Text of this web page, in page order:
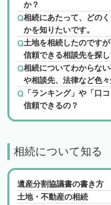
か？
相続にあたって、どの
かを知りたいです。
土地を相続したのです
信頼できる相談先を探し
相続についてわからな
や相談先、法律など色々
「ランキング」や「口
信頼できるの？
相続について知る
遺産分割協議書の書き方
土地・不動産の相続